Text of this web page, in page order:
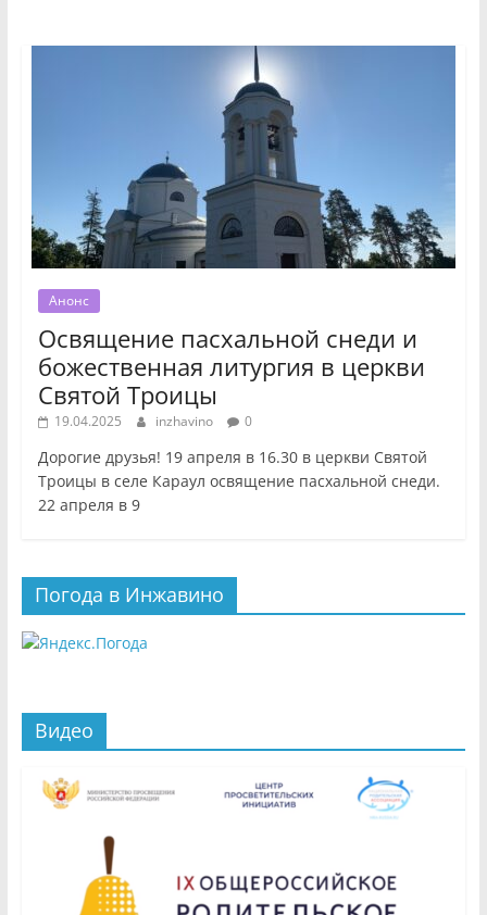
Анонс
Освящение пасхальной снеди и
божественная литургия в церкви
Святой Троицы
19.04.2025 inzhavino 0
Дорогие друзья! 19 апреля в 16.30 в церкви Святой
Троицы в селе Караул освящение пасхальной снеди.
22 апреля в 9
Погода в Инжавино
Видео